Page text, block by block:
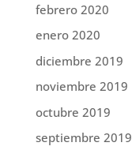
febrero 2020
enero 2020
diciembre 2019
noviembre 2019
octubre 2019
septiembre 2019